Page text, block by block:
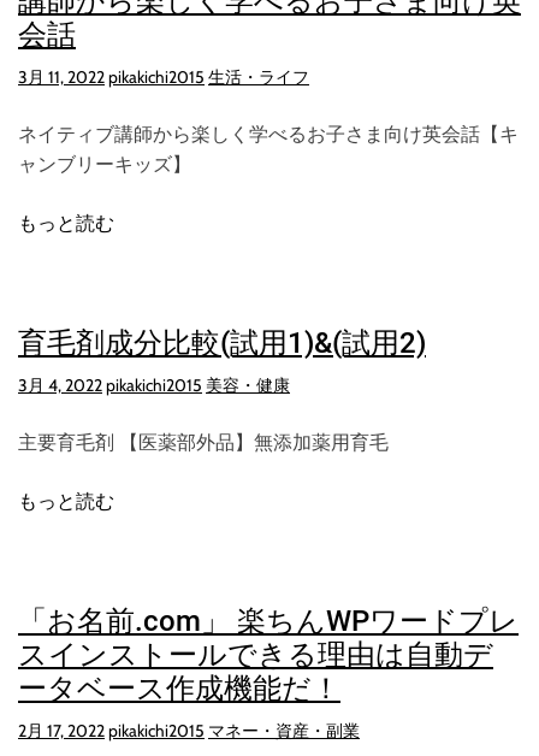
会話
3月 11, 2022pikakichi2015 生活・ライフ
ネイティブ講師から楽しく学べるお子さま向け英会話【キ
ャンブリーキッズ】
もっと読む
育毛剤成分比較(試用1)&(試用2)
3月 4, 2022pikakichi2015 美容・健康
主要育毛剤 【医薬部外品】無添加薬用育毛
もっと読む
「お名前.com」 楽ちんWPワードプレ
スインストールできる理由は自動デ
ータベース作成機能だ！
2月 17, 2022pikakichi2015 マネー・資産・副業